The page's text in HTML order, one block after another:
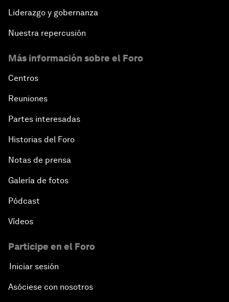
Liderazgo y gobernanza
Nuestra repercusión
Más información sobre el Foro
Centros
Reuniones
Partes interesadas
Historias del Foro
Notas de prensa
Galería de fotos
Pódcast
Vídeos
Participe en el Foro
Iniciar sesión
Asóciese con nosotros